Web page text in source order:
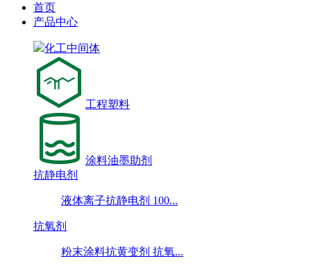
首页
产品中心
化工中间体
工程塑料
涂料油墨助剂
抗静电剂
液体离子抗静电剂 100...
抗氧剂
粉末涂料抗黄变剂 抗氧...